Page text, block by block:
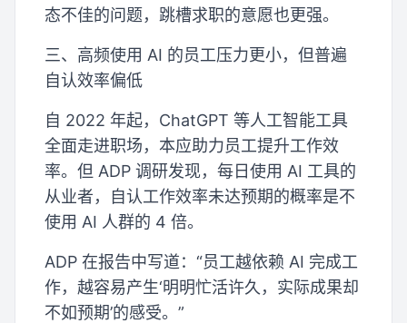
态不佳的问题，跳槽求职的意愿也更强。
三、高频使用 AI 的员工压力更小，但普遍
自认效率偏低
自 2022 年起，ChatGPT 等人工智能工具
全面走进职场，本应助力员工提升工作效
率。但 ADP 调研发现，每日使用 AI 工具的
从业者，自认工作效率未达预期的概率是不
使用 AI 人群的 4 倍。
ADP 在报告中写道：“员工越依赖 AI 完成工
作，越容易产生‘明明忙活许久，实际成果却
不如预期’的感受。”